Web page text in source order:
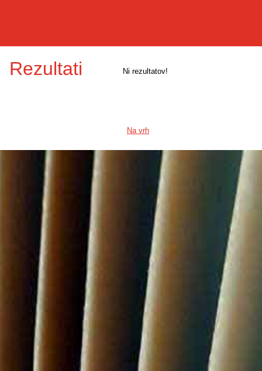
Rezultati Ni rezultatov!
Na vrh